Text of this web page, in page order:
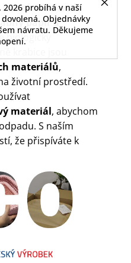
2026 probíhá v naší
Objednávky
návratu. Děkujeme
S láskou k
papír a
biologicky
materiálů,
životní prostředí.
materiál, abychom
S naším
že přispíváte k